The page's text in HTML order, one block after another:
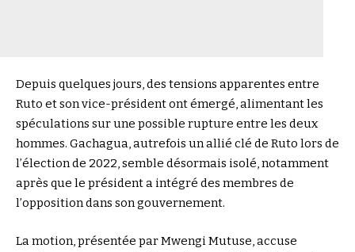
Depuis quelques jours, des tensions apparentes entre
Ruto et son vice-président ont émergé, alimentant les
spéculations sur une possible rupture entre les deux
hommes. Gachagua, autrefois un allié clé de Ruto lors de
l’élection de 2022, semble désormais isolé, notamment
après que le président a intégré des membres de
l’opposition dans son gouvernement.
La motion, présentée par Mwengi Mutuse, accuse